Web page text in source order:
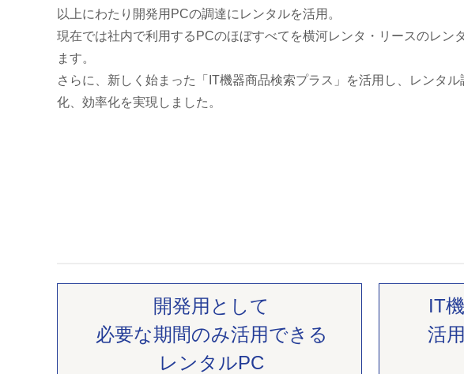
以上にわたり開発用PCの調達にレンタルを活用。
現在では社内で利用するPCのほぼすべてを横河レンタ・リースのレン
ます。
さらに、新しく始まった「IT機器商品検索プラス」を活用し、レンタル
化、効率化を実現しました。
開発用として
必要な期間のみ活用できる
レンタルPC
IT
活